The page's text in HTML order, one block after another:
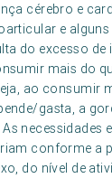
cérebro e
e
do excesso de
mais do
ao consumir
gasta, a
necessidades
conforme a
do nível de